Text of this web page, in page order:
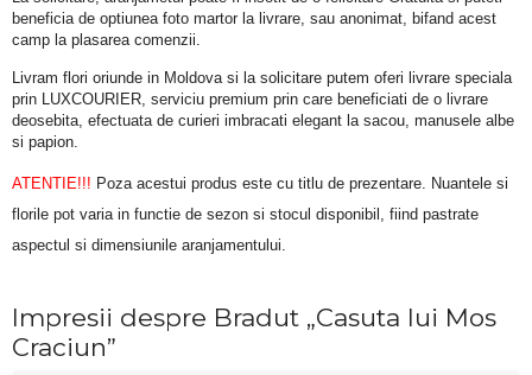
beneficia de optiunea foto martor la livrare, sau anonimat, bifand acest
camp la plasarea comenzii.
Livram flori oriunde in Moldova si la solicitare putem oferi livrare speciala
prin LUXCOURIER, serviciu premium prin care beneficiati de o livrare
deosebita, efectuata de curieri imbracati elegant la sacou, manusele albe
si papion.
ATENTIE!!! Poza acestui produs este cu titlu de prezentare. Nuantele si
florile pot varia in functie de sezon si stocul disponibil, fiind pastrate
aspectul si dimensiunile aranjamentului.
Impresii despre Bradut „Casuta lui Mos
Craciun”